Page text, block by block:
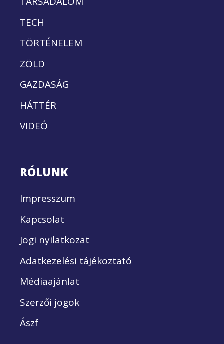
TECH
TÖRTÉNELEM
ZÖLD
GAZDASÁG
HÁTTÉR
VIDEÓ
RÓLUNK
Impresszum
Kapcsolat
Jogi nyilatkozat
Adatkezelési tájékoztató
Médiaajánlat
Szerzői jogok
Ászf